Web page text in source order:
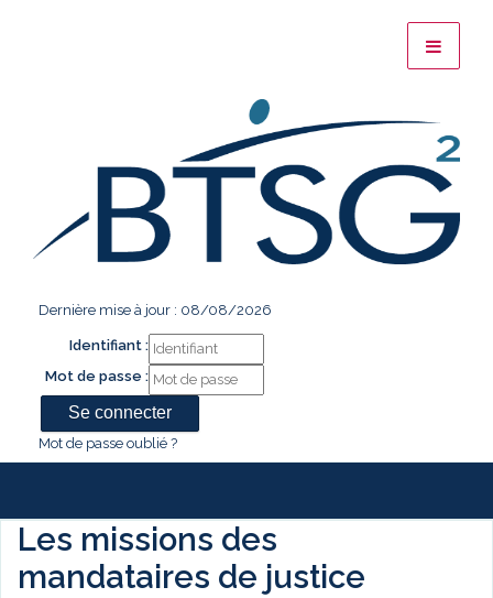
Dernière mise à jour : 08/08/2026
Identifiant :
Mot de passe :
Mot de passe oublié ?
Les missions des
mandataires de justice